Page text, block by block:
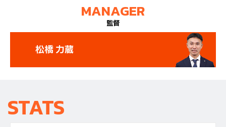
MANAGER
監督
松橋 力蔵
STATS